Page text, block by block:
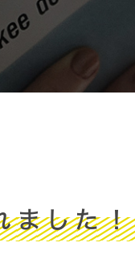
ました！